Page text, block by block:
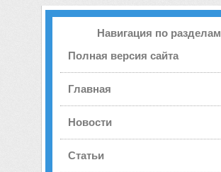
Навигация по разделам
Полная версия сайта
Главная
Новости
Статьи